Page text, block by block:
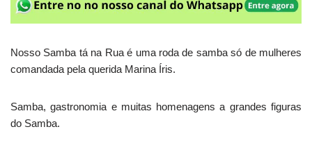
Nosso Samba tá na Rua é uma roda de samba só de mulheres
comandada pela querida Marina Íris.
Samba, gastronomia e muitas homenagens a grandes figuras
do Samba.